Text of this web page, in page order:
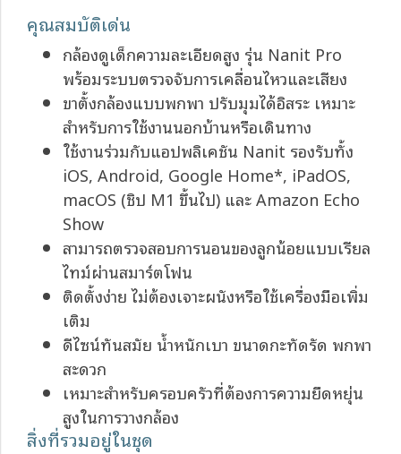
คุณสมบัติเด่น
กล้องดูเด็กความละเอียดสูง รุ่น Nanit Pro
พร้อมระบบตรวจจับการเคลื่อนไหวและเสียง
ขาตั้งกล้องแบบพกพา ปรับมุมได้อิสระ เหมาะ
สำหรับการใช้งานนอกบ้านหรือเดินทาง
ใช้งานร่วมกับแอปพลิเคชัน Nanit รองรับทั้ง
iOS, Android, Google Home*, iPadOS,
macOS (ชิป M1 ขึ้นไป) และ Amazon Echo
Show
สามารถตรวจสอบการนอนของลูกน้อยแบบเรียล
ไทม์ผ่านสมาร์ตโฟน
ติดตั้งง่าย ไม่ต้องเจาะผนังหรือใช้เครื่องมือเพิ่ม
เติม
ดีไซน์ทันสมัย น้ำหนักเบา ขนาดกะทัดรัด พกพา
สะดวก
เหมาะสำหรับครอบครัวที่ต้องการความยืดหยุ่น
สูงในการวางกล้อง
สิ่งที่รวมอยู่ในชุด